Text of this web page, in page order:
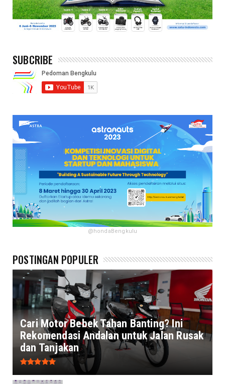
SUBCRIBE
@hondaBengkulu
POSTINGAN POPULER
Cari Motor Bebek Tahan Banting? Ini
Rekomendasi Andalan untuk Jalan Rusak
dan Tanjakan